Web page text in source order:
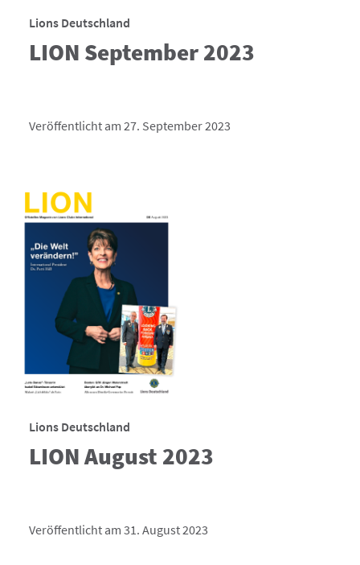
Lions Deutschland
LION September 2023
Veröffentlicht am 27. September 2023
Lions Deutschland
LION August 2023
Veröffentlicht am 31. August 2023